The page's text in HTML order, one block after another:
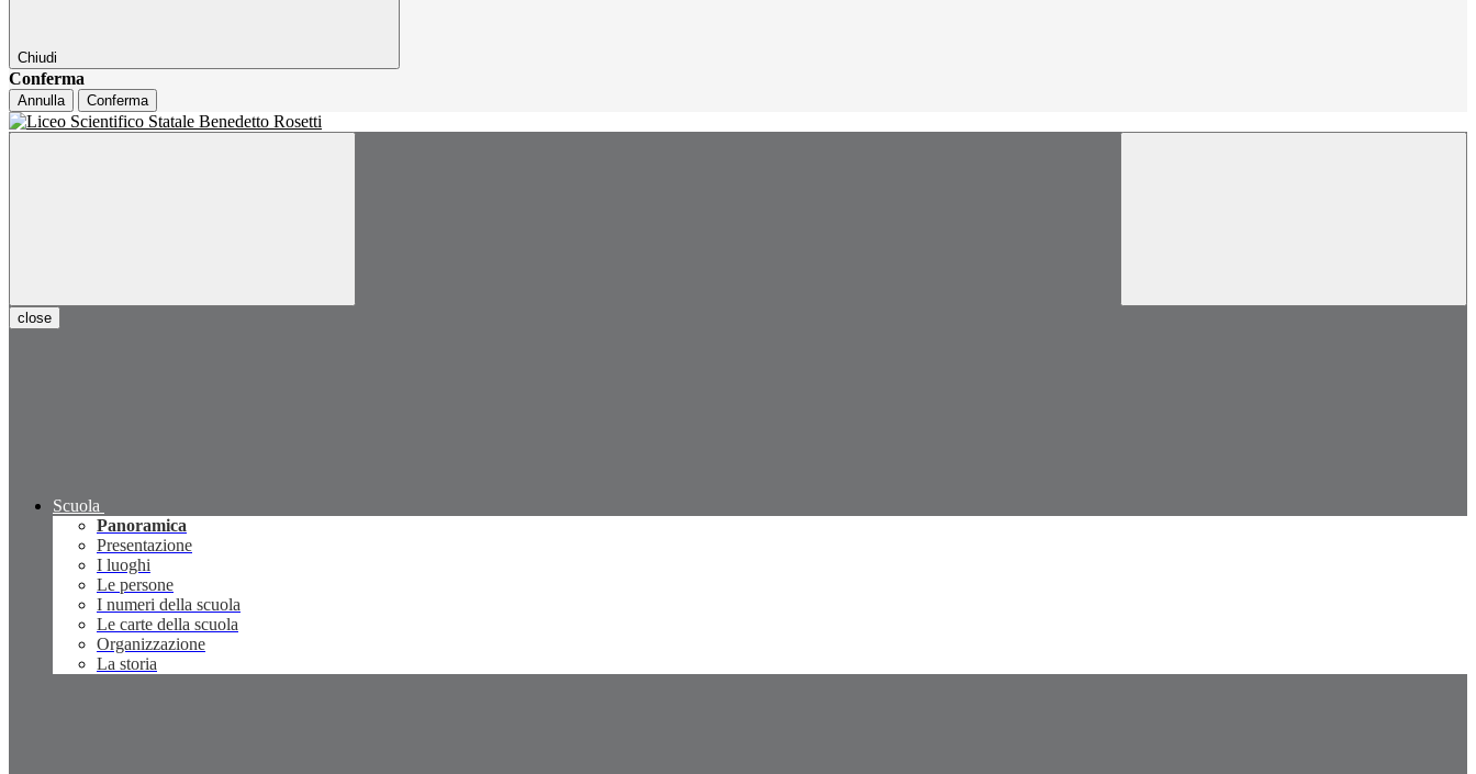
Chiudi
Conferma
Annulla Conferma
close
Scuola
Panoramica
Presentazione
I luoghi
Le persone
I numeri della scuola
Le carte della scuola
Organizzazione
La storia